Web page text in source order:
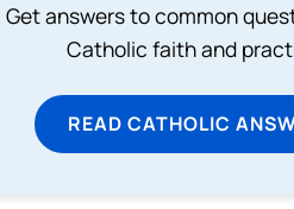
Get answers to common
Catholic faith and
READ CATHOLIC